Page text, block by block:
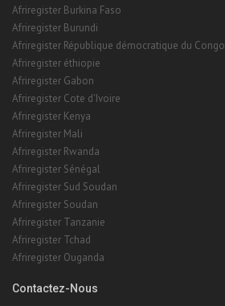
Afriregister Burkina Faso
Afriregister Burundi
Afriregister République démocratique du Congo
Afriregister éthiopie
Afriregister Gabon
Afriregister Cote d'Ivoire
Afriregister Kenya
Afriregister Mali
Afriregister Rwanda
Afriregister Sénégal
Afriregister Sud Soudan
Afriregister Soudan
Afriregister Tanzanie
Afriregister Tchad
Afriregister Ouganda
Contactez-Nous